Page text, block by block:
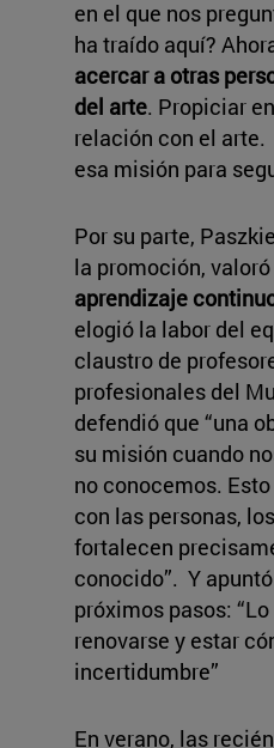
en el que nos
ha traído aquí?
acercar a otras
del arte. Propiciar
relación con el
esa misión para
Por su parte,
la promoción,
aprendizaje
elogió la labor del
claustro de
profesionales del
defendió que “una
su misión cuando
no conocemos.
con las personas,
fortalecen
conocido”. Y
próximos pasos:
renovarse y estar
incertidumbre”
En verano, las